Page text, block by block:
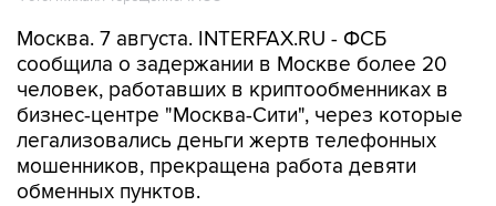
Москва. 7 августа. INTERFAX.RU - ФСБ
сообщила о задержании в Москве более 20
человек, работавших в криптообменниках в
бизнес-центре "Москва-Сити", через которые
легализовались деньги жертв телефонных
мошенников, прекращена работа девяти
обменных пунктов.